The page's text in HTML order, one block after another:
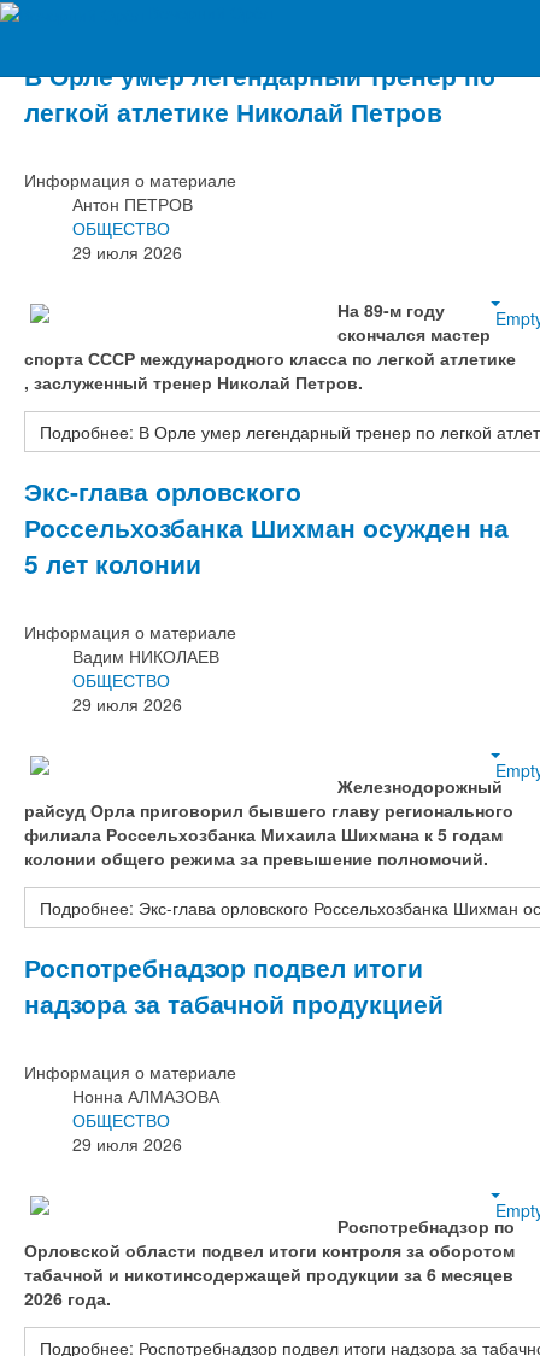
В Орле умер легендарный тренер по
легкой атлетике Николай Петров
Информация о материале
Антон ПЕТРОВ
ОБЩЕСТВО
29 июля 2026
На 89-м году
скончался мастер
спорта СССР международного класса по легкой атлетике
, заслуженный тренер Николай Петров.
Подробнее: В Орле умер легендарный тренер по легкой
Экс-глава орловского
Россельхозбанка Шихман осужден на
5 лет колонии
Информация о материале
Вадим НИКОЛАЕВ
ОБЩЕСТВО
29 июля 2026
Железнодорожный
райсуд Орла приговорил бывшего главу регионального
филиала Россельхозбанка Михаила Шихмана к 5 годам
колонии общего режима за превышение полномочий.
Подробнее: Экс-глава орловского Россельхозбанка Шихман
Роспотребнадзор подвел итоги
надзора за табачной продукцией
Информация о материале
Нонна АЛМАЗОВА
ОБЩЕСТВО
29 июля 2026
Роспотребнадзор по
Орловской области подвел итоги контроля за оборотом
табачной и никотинсодержащей продукции за 6 месяцев
2026 года.
Подробнее: Роспотребнадзор подвел итоги надзора за